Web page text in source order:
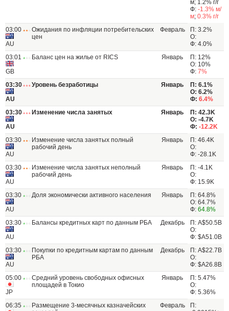
м; 1.2% г/г
Ф: -1.3% м/
м; 0.3% г/г
03:00
AU
Ожидания по инфляции потребительских
цен
Февраль
П: 3.2%
О:
Ф: 4.0%
03:01
GB
Баланс цен на жилье от RICS Январь
П: 12%
О: 10%
Ф: 7%
03:30
AU
Уровень безработицы Январь
П: 6.1%
О: 6.2%
Ф: 6.4%
03:30
AU
Изменение числа занятых Январь
П: 42.3K
О: -4.7K
Ф: -12.2K
03:30
AU
Изменение числа занятых полный
рабочий день
Январь
П: 46.4K
О:
Ф: -28.1K
03:30
AU
Изменение числа занятых неполный
рабочий день
Январь
П: -4.1K
О:
Ф: 15.9K
03:30
AU
Доля экономически активного населения Январь
П: 64.8%
О: 64.7%
Ф: 64.8%
03:30
AU
Балансы кредитных карт по данным РБА Декабрь
П: A$50.5B
О:
Ф: $A51.0B
03:30
AU
Покупки по кредитным картам по данным
РБА
Декабрь
П: A$22.7B
О:
Ф: $A26.8B
05:00
JP
Средний уровень свободных офисных
площадей в Токио
Январь
П: 5.47%
О:
Ф: 5.36%
06:35
Размещение 3-месячных казначейских
Февраль
П: